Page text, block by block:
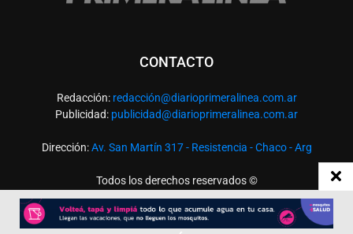
CONTACTO
Redacción: redacción@diarioprimeralinea.com.ar
Publicidad: publicidad@diarioprimeralinea.com.ar
Dirección:Av. San Martín 317 - Resistencia - Chaco - Arg
Todos los derechos reservados ©